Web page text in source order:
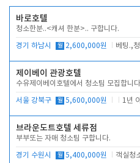
바로호텔
청소한분..<캐셔 한분>.. 구합니다.
경기 하남시 월 2,600,000원
제이베이 관광호텔
수유제이베이호텔에서 청소팀 모집합니다
서울 강북구 월 5,600,000원 1년
브라운도트호텔 세류점
부부또는 자매 청소팀 구합니다.
경기 수원시 월 5,400,000원 객실청